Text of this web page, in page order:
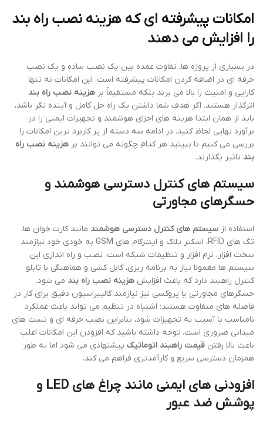
امکانات پیشرفته ای که هزینه نصب راه بند
را افزایش می دهند
در بسیاری از پروژه ها، تفاوت عمده بین یک نصب ساده و یک نصب
حرفه ای در اضافه کردن امکانات پیشرفته است. این امکانات نه تنها
کارایی و امنیت را بالا می برند بلکه مستقیماً بر هزینه نصب راه بند
اثرگذار هستند. اگر هدف شما داشتن یک راه حل کامل و آینده نگر باشد،
باید از همان ابتدا هزینه های اجزای هوشمند و تجهیزات ایمنی را در
برآورد نهایی لحاظ کنید. در ادامه سه دسته از پر کاربرد ترین امکانات را
بررسی می کنیم تا ببینید هر کدام چگونه می توانند بر هزینه نصب راه
بند تاثیر بگذارند.
سیستم های کنترل دسترسی هوشمند و
حسگرهای مجاورتی
استفاده از سیستم های کنترل دسترسی هوشمند مانند کارت خوان ها،
تگ های RFID، اسکنر پلاک و اینترکام های GSM به خودی خود نیازمند
سخت افزار، نرم افزار و تنظیمات شبکه است. نصب و راه اندازی این
سیستم ها معمولا نیاز به برنامه ریزی، کابل کشی و هماهنگی با تابلو
کنترل راهبند دارد که باعث افزایش هزینه نصب راه بند می شود.
حسگرهای مجاورتی یا پروکسی نیز نیازمند کالیبراسیون دقیق برای کار در
فاصله های متفاوت هستند؛ اشتباه در تنظیم می تواند باعث عملکرد
نامناسب یا آسیب به تجهیزات شود، بنابراین نصب حرفه ای و تست های
میدانی ضروری است. توجه داشته باشید که افزودن این امکانات اغلب
باعث بالا رفتن قیمت راهبند اتوماتیک پیشنهادی می شود اما به طور
همزمان دسترسی سریع و کارآمدتری فراهم می کند.
افزودنی های ایمنی مانند چراغ های LED و
پوشش ضد عبور